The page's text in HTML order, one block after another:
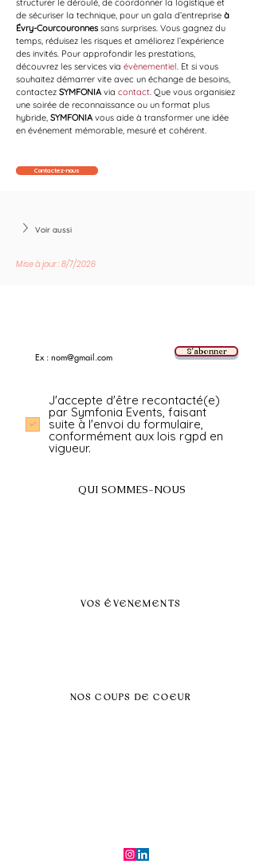
structurer le déroulé, de coordonner la logistique et
de sécuriser la technique, pour un gala d’entreprise à
Évry-Courcouronnes sans surprises. Vous gagnez du
temps, réduisez les risques et améliorez l’expérience
des invités. Pour approfondir les prestations,
découvrez les services via évènementiel. Et si vous
souhaitez démarrer vite avec un échange de besoins,
contactez SYMFONIA via contact. Que vous organisiez
une soirée de reconnaissance ou un format plus
hybride, SYMFONIA vous aide à transformer une idée
en événement mémorable, mesuré et cohérent.
Contactez-nous
Voir aussi
Mise à jour : 8/7/2026
S'abonner
J'accepte d'être recontacté(e)
par Symfonia Events, faisant
suite à l'envoi du formulaire,
conformément aux lois rgpd en
vigueur.
QUI SOMMES-NOUS
VOS ÉVENEMENTS
NOS COUPS DE COEUR